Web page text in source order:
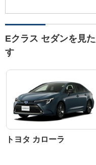
Eクラス セダンを見
す
トヨタ カローラ